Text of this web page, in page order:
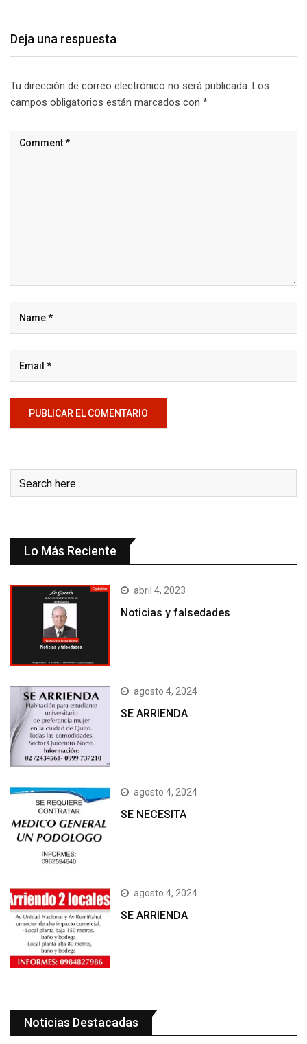
Deja una respuesta
Tu dirección de correo electrónico no será publicada. Los
campos obligatorios están marcados con *
Lo Más Reciente
abril 4, 2023
Noticias y falsedades
agosto 4, 2024
SE ARRIENDA
agosto 4, 2024
SE NECESITA
agosto 4, 2024
SE ARRIENDA
Noticias Destacadas